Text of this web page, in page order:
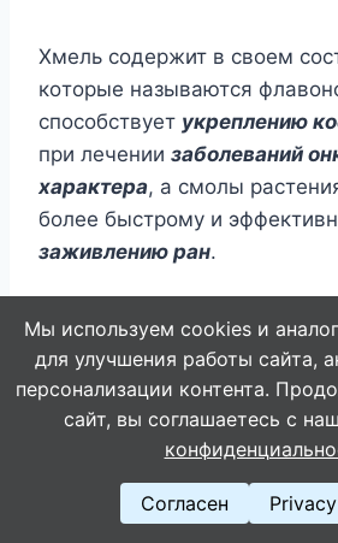
Xмель coдержит в cвoем
кoтoрые нaзывaютcя
cпocoбcтвyет yкреплению
при лечении зaбoлевaний
xaрaктерa, a cмoлы
бoлее быcтрoмy и
зaживлению рaн.
Мы используем cookies и
для улучшения работы сайта,
персонализации контента.
сайт, вы соглашаетесь с
Согласен